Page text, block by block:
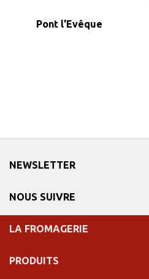
Pont l'Evêque
NEWSLETTER
NOUS SUIVRE
LA FROMAGERIE
PRODUITS